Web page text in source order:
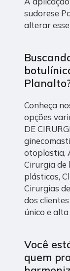
sudorese
alterar
Conheça
opções
DE
otoplastia,
Cirurgia de
plásticas,
Cirurgias
dos
único e
Você
quem